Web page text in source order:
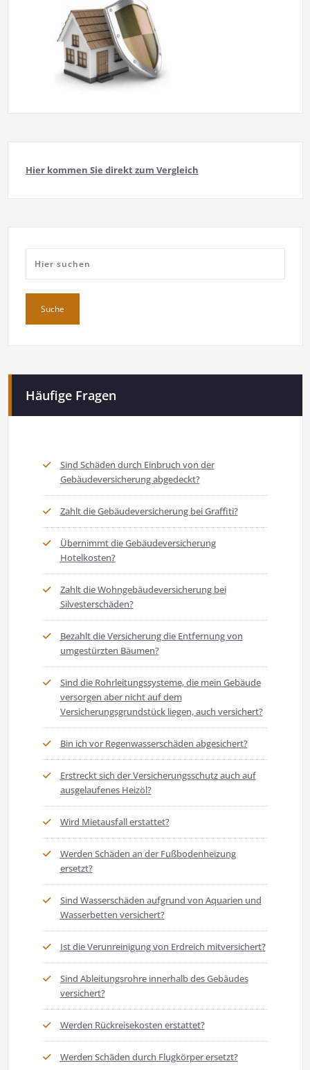
Hier kommen Sie direkt zum Vergleich
Häufige Fragen
Sind Schäden durch Einbruch von der
Gebäudeversicherung abgedeckt?
Zahlt die Gebäudeversicherung bei Graffiti?
Übernimmt die Gebäudeversicherung
Hotelkosten?
Zahlt die Wohngebäudeversicherung bei
Silvesterschäden?
Bezahlt die Versicherung die Entfernung von
umgestürzten Bäumen?
Sind die Rohrleitungssysteme, die mein Gebäude
versorgen aber nicht auf dem
Versicherungsgrundstück liegen, auch versichert?
Bin ich vor Regenwasserschäden abgesichert?
Erstreckt sich der Versicherungsschutz auch auf
ausgelaufenes Heizöl?
Wird Mietausfall erstattet?
Werden Schäden an der Fußbodenheizung
ersetzt?
Sind Wasserschäden aufgrund von Aquarien und
Wasserbetten versichert?
Ist die Verunreinigung von Erdreich mitversichert?
Sind Ableitungsrohre innerhalb des Gebäudes
versichert?
Werden Rückreisekosten erstattet?
Werden Schäden durch Flugkörper ersetzt?